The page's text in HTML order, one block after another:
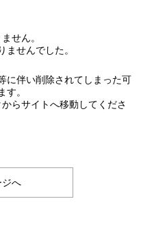
せん。
せんでした。
に伴い削除されてしまった可
す。
らサイトへ移動してくださ
ジへ